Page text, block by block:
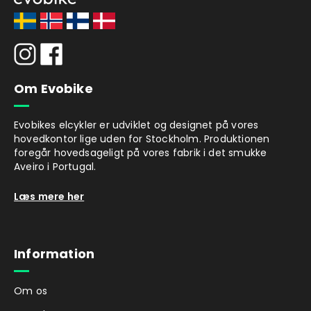
Rækkevidden for elcykler er altid svær at
angive, da det afhænger af en række
forskellige faktorer, især hvor meget du
hjælper til med at cykle, og hvilket
give en vejledende idé plejer vi at angive
rækkevidden til ca.: 45-75 eller 75-100 km
pr. opladning.
Motor og batteri
Den effektive navmotor med 250 W effekt i
kvalitetsmærke Ananda og starter
Lithiumbatteriet har en kapacitet på 432 Wh
eller 576 Wh. Det kan sagtens lade sig gøre
at oplade batteriet, mens det sidder på
Om Evobike
Evobikes elcykler er udviklet og designet på vores
hovedkontor lige uden for Stockholm. Produktionen
foregår hovedsageligt på vores fabrik i det smukke
Aveiro i Portugal.
Læs mere her
Information
Om os